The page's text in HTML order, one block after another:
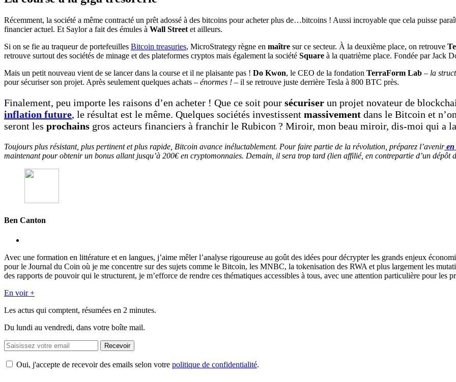
Récemment, la société a même contracté un prêt adossé à des bitcoins pour acheter plus de…bitcoins ! Aussi incroyable que cela puisse
financier actuel. Et Saylor a fait des émules à Wall Street et ailleurs.
Si on se fie au traqueur de portefeuilles Bitcoin treasuries, MicroStrategy règne en maître sur ce secteur. À la deuxième place, on retrouve
retrouve surtout des sociétés de minage et des plateformes cryptos mais également la société Square à la quatrième place. Fondée par Jack
Mais un petit nouveau vient de se lancer dans la course et il ne plaisante pas ! Do Kwon, le CEO de la fondation TerraForm Lab – la
pour sécuriser son projet. Après seulement quelques achats – énormes ! – il se retrouve juste derrière Tesla à 800 BTC près.
Finalement, peu importe les raisons d’en acheter ! Que ce soit pour sécuriser un projet novateur de
inflation future, le résultat est le même. Quelques sociétés investissent massivement dans le Bitcoin et
seront les prochains gros acteurs financiers à franchir le Rubicon ? Miroir, mon beau miroir, dis-moi qui a
Toujours plus résistant, plus pertinent et plus rapide, Bitcoin avance inéluctablement. Pour faire partie de la révolution, préparez l’aveniren
maintenant pour obtenir un bonus allant jusqu’à 200€ en cryptomonnaies. Demain, il sera trop tard (lien affilié, en contrepartie d’un dépôt
Ben Canton
Avec une formation en littérature et en langues, j’aime mêler l’analyse rigoureuse au goût des idées pour décrypter les grands enjeux
pour le Journal du Coin où je me concentre sur des sujets comme le Bitcoin, les MNBC, la tokenisation des RWA et plus largement les
des rapports de pouvoir qui le structurent, je m’efforce de rendre ces thématiques accessibles à tous, avec une attention particulière pour les
En voir +
Les actus qui comptent, résumées en 2 minutes.
Du lundi au vendredi, dans votre boîte mail.
Recevoir
Oui, j'accepte de recevoir des emails selon votre politique de confidentialité.